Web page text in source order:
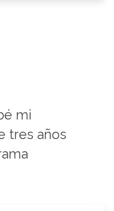
mi
tres años